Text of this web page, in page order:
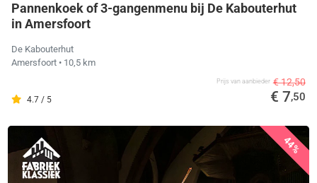
Pannenkoek of 3-gangenmenu bij De Kabouterhut
in Amersfoort
De Kabouterhut
Amersfoort • 10,5 km
4.7 / 5
Prijs van aanbieder € 12,50
€ 7,50
44%